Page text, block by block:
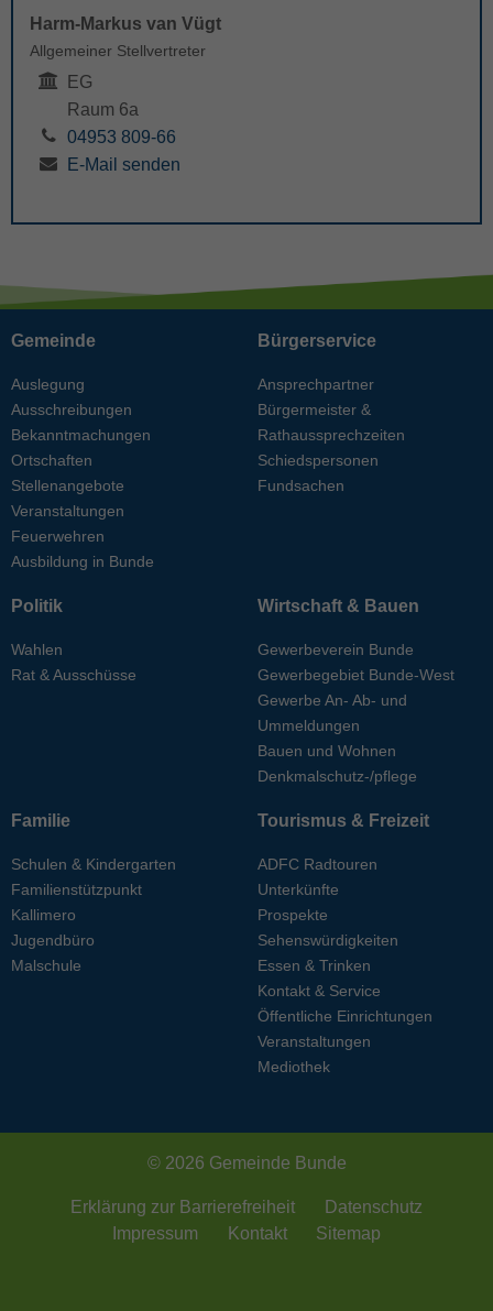
Harm-Markus van Vügt
Allgemeiner Stellvertreter
EG
Raum 6a
04953 809-66
E-Mail senden
Gemeinde
Auslegung
Ausschreibungen
Bekanntmachungen
Ortschaften
Stellenangebote
Veranstaltungen
Feuerwehren
Ausbildung in Bunde
Bürgerservice
Ansprechpartner
Bürgermeister &
Rathaussprechzeiten
Schiedspersonen
Fundsachen
Politik
Wahlen
Rat & Ausschüsse
Wirtschaft & Bauen
Gewerbeverein Bunde
Gewerbegebiet Bunde-West
Gewerbe An- Ab- und
Ummeldungen
Bauen und Wohnen
Denkmalschutz-/pflege
Familie
Schulen & Kindergarten
Familienstützpunkt
Kallimero
Jugendbüro
Malschule
Tourismus & Freizeit
ADFC Radtouren
Unterkünfte
Prospekte
Sehenswürdigkeiten
Essen & Trinken
Kontakt & Service
Öffentliche Einrichtungen
Veranstaltungen
Mediothek
© 2026 Gemeinde Bunde
Erklärung zur Barrierefreiheit
Datenschutz
Impressum
Kontakt Sitemap